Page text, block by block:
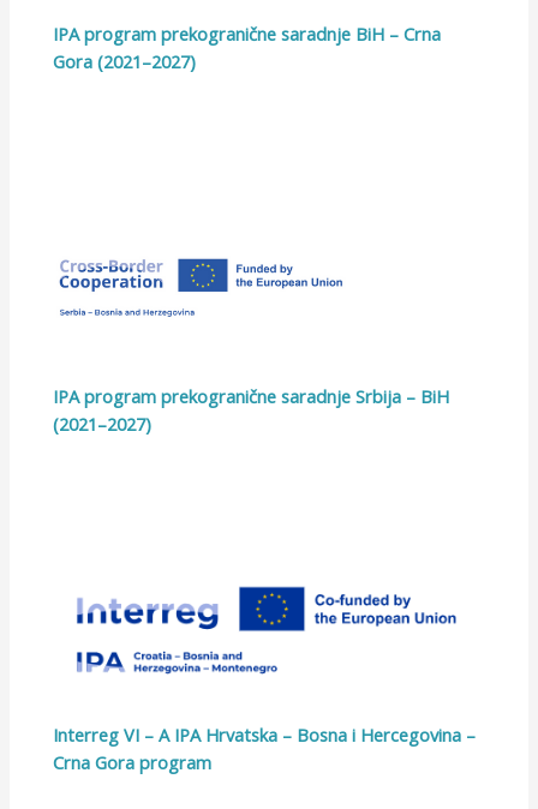
IPA program prekogranične saradnje BiH – Crna
Gora (2021–2027)
IPA program prekogranične saradnje Srbija – BiH
(2021–2027)
Interreg VI – A IPA Hrvatska – Bosna i Hercegovina –
Crna Gora program